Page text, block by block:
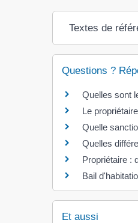
Textes de
Questions ?
Quelles sont
Le
Quelle
Quelles
Propriétaire :
Bail
Et aussi